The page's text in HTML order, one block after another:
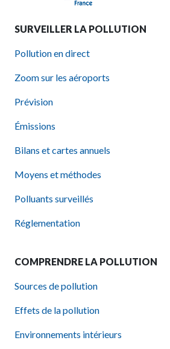
SURVEILLER LA POLLUTION
Pollution en direct
Zoom sur les aéroports
Prévision
Émissions
Bilans et cartes annuels
Moyens et méthodes
Polluants surveillés
Réglementation
COMPRENDRE LA POLLUTION
Sources de pollution
Effets de la pollution
Environnements intérieurs